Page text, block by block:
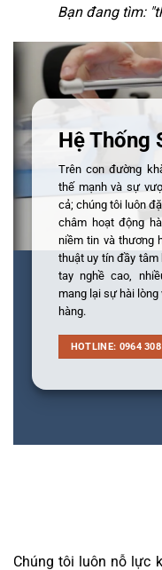
Bạn đang tìm: "
Hệ Thống
Trên con đường
thế mạnh và sự
cả; chúng tôi luôn
châm hoạt động
niềm tin và thương
thuật uy tín đầy
tay nghề cao,
mang lại sự hài
hàng.
HOTLINE: 0964
Chúng tôi luôn nỗ lực